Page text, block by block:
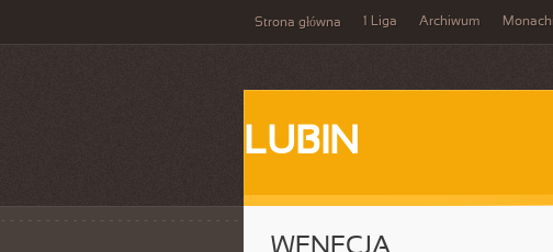
Strona główna 1 Liga Archiwum
LUBIN